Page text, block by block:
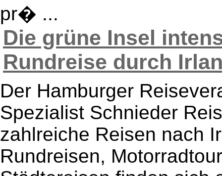
pr� ...
Die grüne Insel
Rundreise durch
Der Hamburger
Spezialist Schnieder
zahlreiche Reisen nach
Rundreisen,